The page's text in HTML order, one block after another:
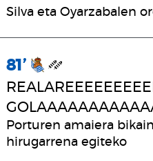
Silva eta Oyarzabalen
81’
Porturen amaiera
hirugarrena egiteko